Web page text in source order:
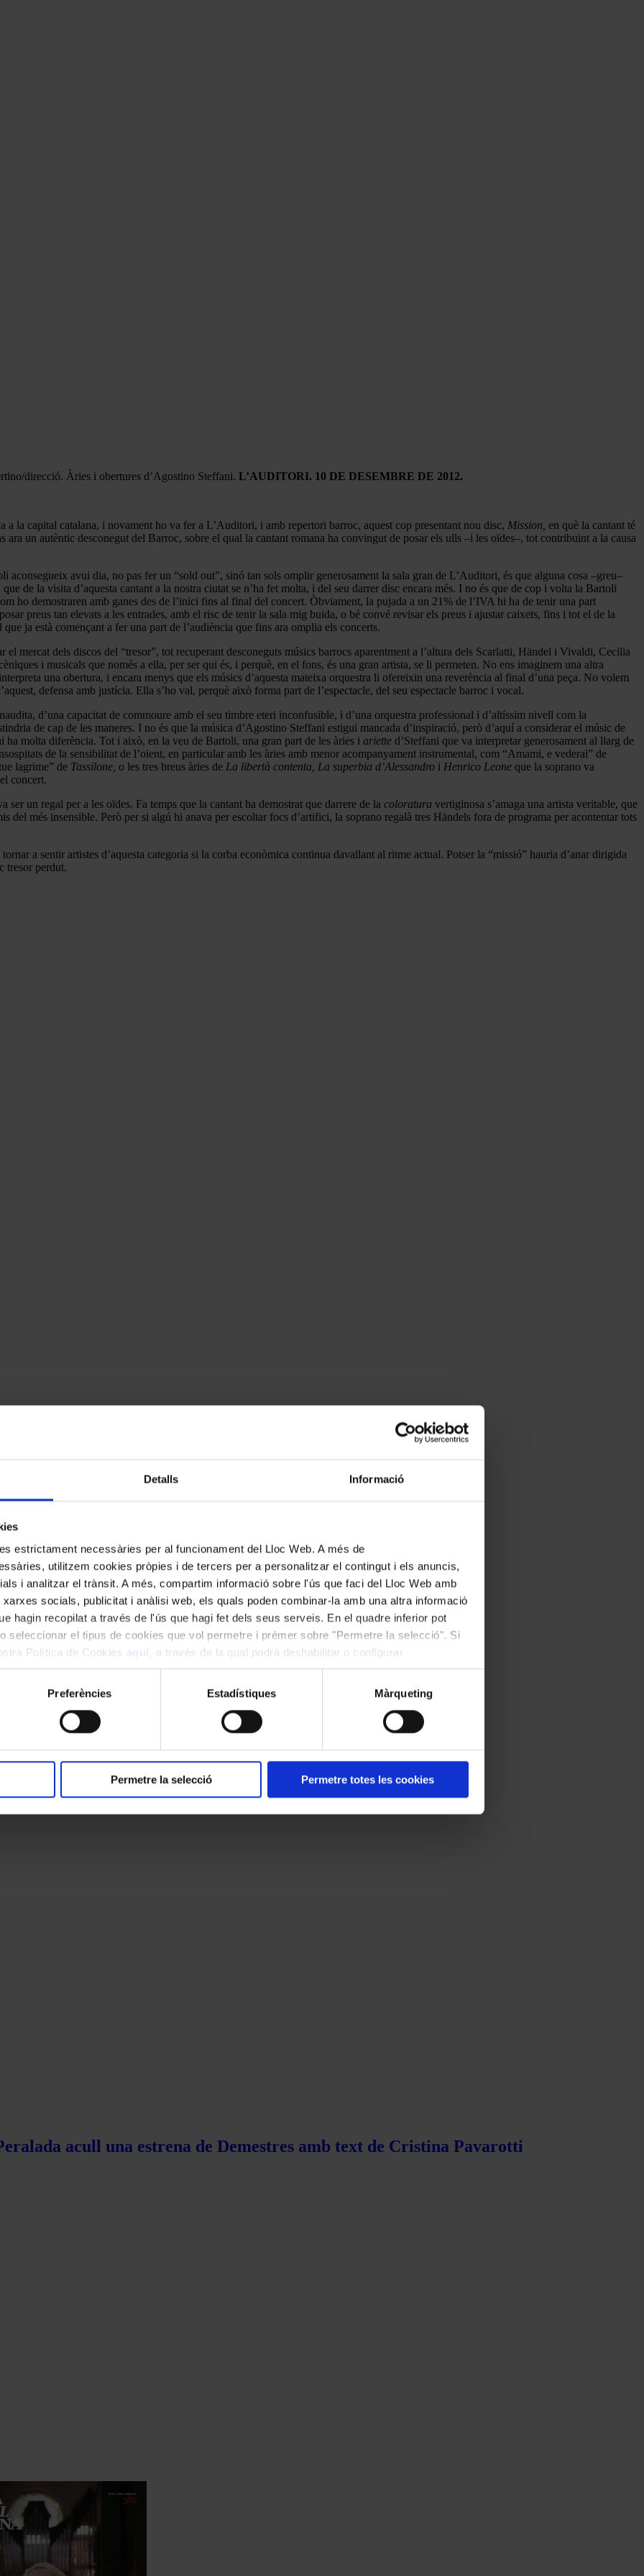
Detalls Informació
estrictament necessàries per al funcionament del Lloc Web. A més de
utilitzem cookies pròpies i de tercers per a personalitzar el contingut i els anuncis,
i analitzar el trànsit. A més, compartim informació sobre l'ús que faci del Lloc Web amb
socials, publicitat i anàlisi web, els quals poden combinar-la amb una altra informació
hagin recopilat a través de l'ús que hagi fet dels seus serveis. En el quadre inferior pot
seleccionar el tipus de cookies que vol permetre i prémer sobre "Permetre la selecció". Si
Política de Cookies aquí
, a través de la qual podrà deshabilitar o configurar
Preferències Estadístiques Màrqueting
Permetre la selecció Permetre totes les cookies
direcció. Àries i obertures d’Agostino Steffani. L’AUDITORI. 10 DE DESEMBRE DE 2012.
a la capital catalana, i novament ho va fer a L’Auditori, i amb repertori barroc, aquest cop presentant nou disc, Mission, en què la cantant té
un autèntic desconegut del Barroc, sobre el qual la cantant romana ha convingut de posar els ulls –i les oïdes–, tot contribuint a la causa
avui dia, no pas fer un “sold out”, sinó tan sols omplir generosament la sala gran de L’Auditori, és que alguna cosa –greu–
de la visita d’aquesta cantant a la nostra ciutat se n’ha fet molta, i del seu darrer disc encara més. I no és que de cop i volta la Bartoli
ho demostraren amb ganes des de l’inici fins al final del concert. Òbviament, la pujada a un 21% de l’IVA hi ha de tenir una part
preus tan elevats a les entrades, amb el risc de tenir la sala mig buida, o bé convé revisar els preus i ajustar caixets, fins i tot el de la
ja està començant a fer una part de l’audiència que fins ara omplia els concerts.
mercat dels discos del “tresor”, tot recuperant desconeguts músics barrocs aparentment a l’altura dels Scarlatti, Händel i Vivaldi, Cecilia
i musicals que només a ella, per ser qui és, i perquè, en el fons, és una gran artista, se li permeten. No ens imaginem una altra
una obertura, i encara menys que els músics d’aquesta mateixa orquestra li ofereixin una reverència al final d’una peça. No volem
defensa amb justícia. Ella s’ho val, perquè això forma part de l’espectacle, del seu espectacle barroc i vocal.
d’una capacitat de commoure amb el seu timbre eteri inconfusible, i d’una orquestra professional i d’altíssim nivell com la
de cap de les maneres. I no és que la música d’Agostino Steffani estigui mancada d’inspiració, però d’aquí a considerar el músic de
molta diferència. Tot i això, en la veu de Bartoli, una gran part de les àries i ariette d’Steffani que va interpretar generosament al llarg de
de la sensibilitat de l’oient, en particular amb les àries amb menor acompanyament instrumental, com “Amami, e vederai” de
lagrime” de Tassilone, o les tres breus àries de La libertà contenta, La superbia d’Alessandro i Henrico Leone que la soprano va
concert.
un regal per a les oïdes. Fa temps que la cantant ha demostrat que darrere de la coloratura vertiginosa s’amaga una artista veritable, que
del més insensible. Però per si algú hi anava per escoltar focs d’artifici, la soprano regalà tres Händels fora de programa per acontentar tots
a sentir artistes d’aquesta categoria si la corba econòmica continua davallant al ritme actual. Potser la “missió” hauria d’anar dirigida
tresor perdut.
acull una estrena de Demestres amb text de Cristina Pavarotti